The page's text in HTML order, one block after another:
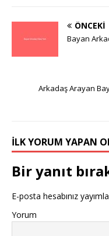
ÖNCEKI
Bayan
Arkadaş Arayan
İLK YORUM YAPAN
Bir yanıt
E-posta hesabınız
Yorum